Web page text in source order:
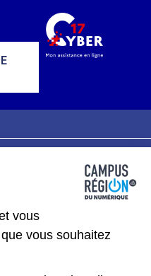
vous
vous souhaitez